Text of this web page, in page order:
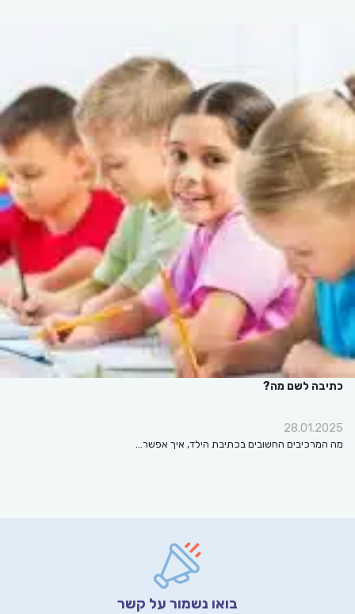
כתיבה לשם מה?
28.01.2025
מה המרכיבים החשובים בכתיבת הילד, איך אפשר…
בואו נשמור על קשר